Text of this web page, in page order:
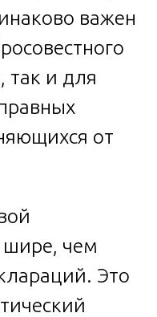
важен
так и для
от
шире, чем
Это